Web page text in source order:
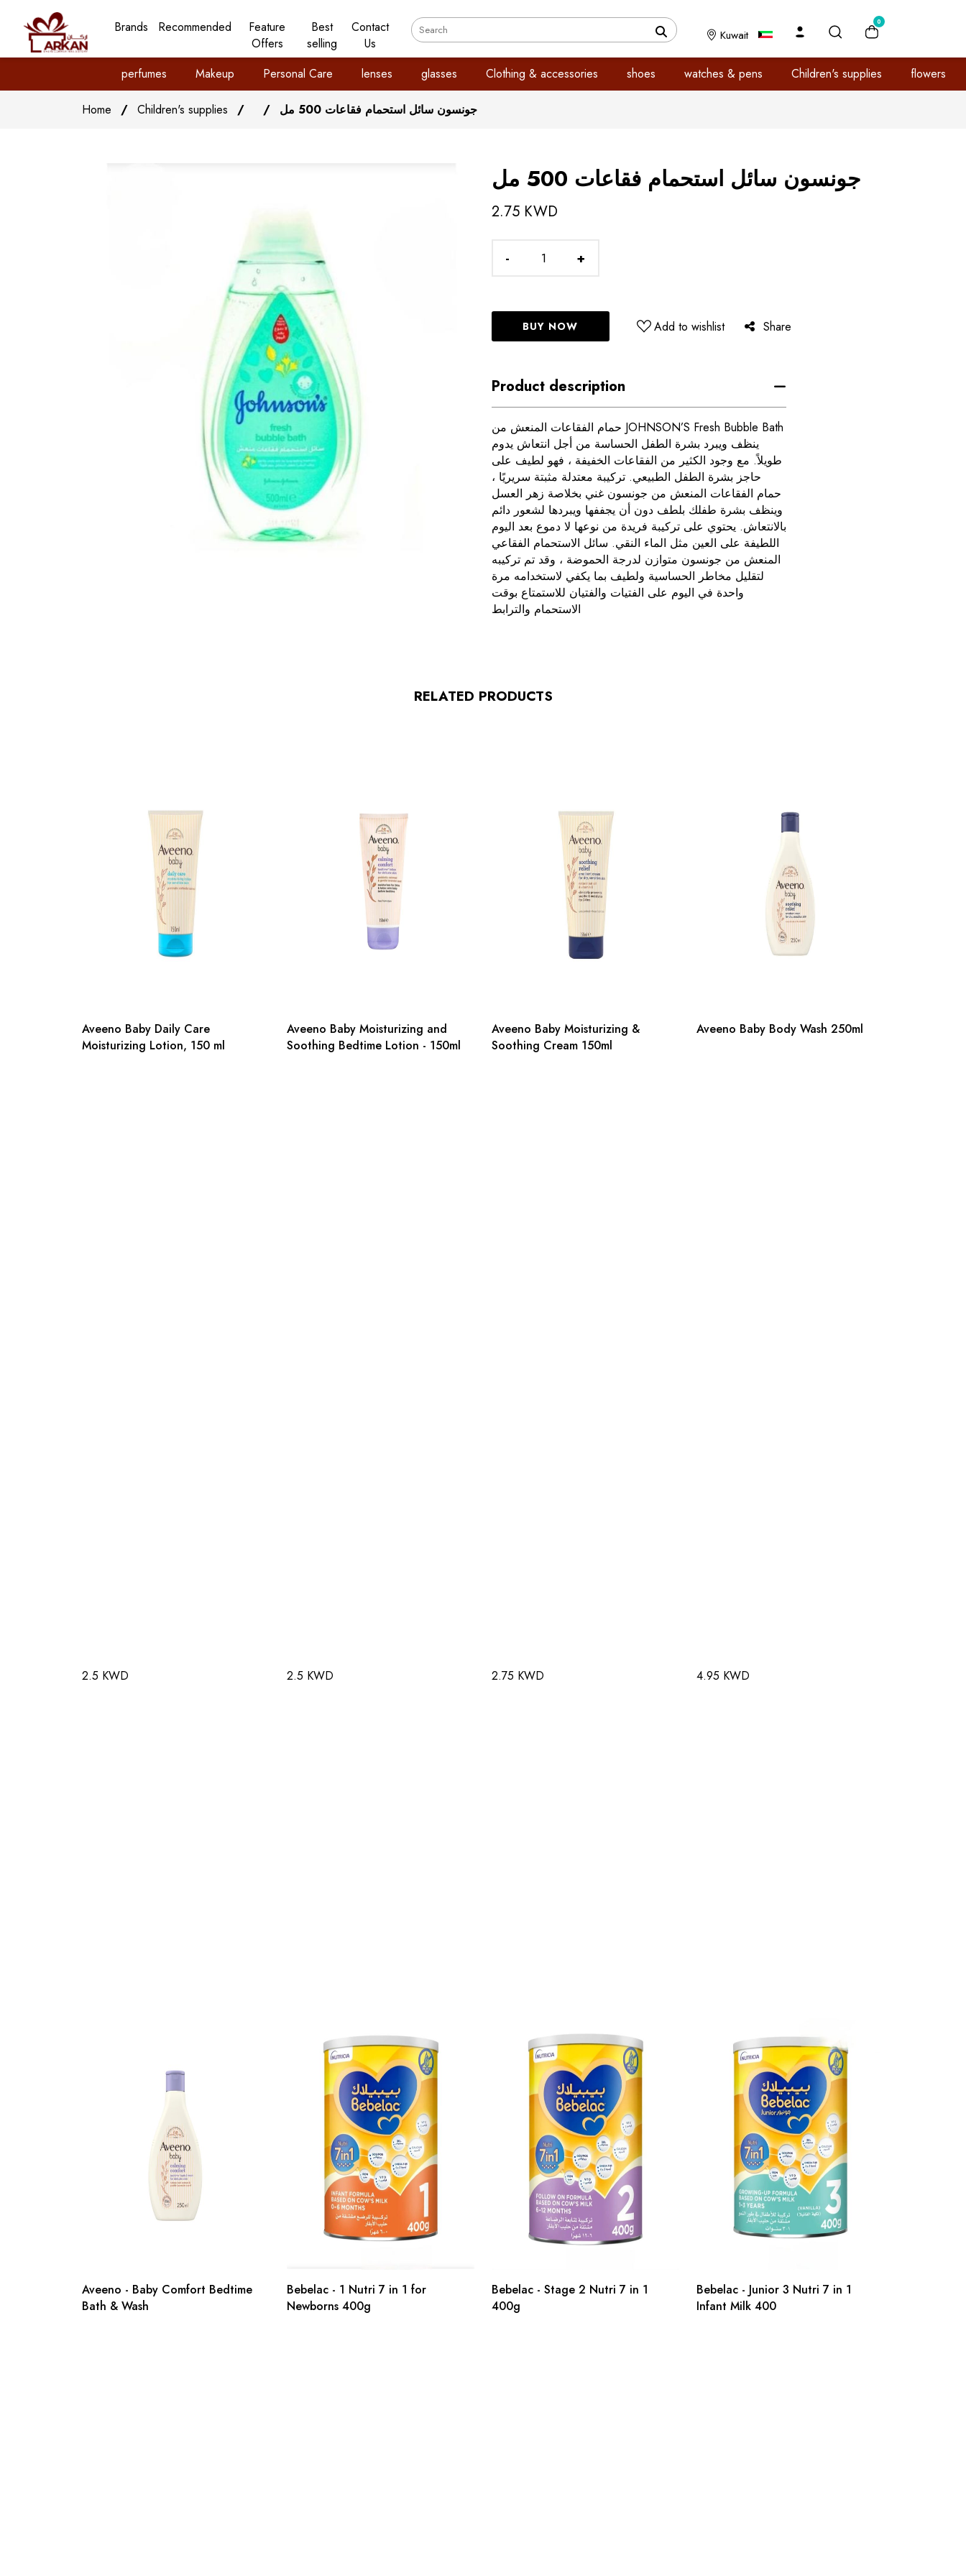
Brands Recommended
Feature
Offers
Best
selling
Contact
Us
Kuwait
0
perfumes Makeup Personal Care lenses glasses Clothing & accessories shoes watches & pens Children's supplies flowers
Home / Children's supplies / / جونسون سائل استحمام فقاعات 500 مل
جونسون سائل استحمام فقاعات 500 مل
2.75 KWD
- +
BUY NOW Add to wishlist Share
Product description
حمام الفقاعات المنعش من JOHNSON’S Fresh Bubble Bath
ينظف ويبرد بشرة الطفل الحساسة من أجل انتعاش يدوم
طويلاً. مع وجود الكثير من الفقاعات الخفيفة ، فهو لطيف على
حاجز بشرة الطفل الطبيعي. تركيبة معتدلة مثبتة سريريًا ،
حمام الفقاعات المنعش من جونسون غني بخلاصة زهر العسل
وينظف بشرة طفلك بلطف دون أن يجففها ويبردها لشعور دائم
بالانتعاش. يحتوي على تركيبة فريدة من نوعها لا دموع بعد اليوم
اللطيفة على العين مثل الماء النقي. سائل الاستحمام الفقاعي
المنعش من جونسون متوازن لدرجة الحموضة ، وقد تم تركيبه
لتقليل مخاطر الحساسية ولطيف بما يكفي لاستخدامه مرة
واحدة في اليوم على الفتيات والفتيان للاستمتاع بوقت
الاستحمام والترابط
RELATED PRODUCTS
Aveeno Baby Daily Care
Moisturizing Lotion, 150 ml
2.5 KWD
Aveeno Baby Moisturizing and
Soothing Bedtime Lotion - 150ml
2.5 KWD
Aveeno Baby Moisturizing &
Soothing Cream 150ml
2.75 KWD
Aveeno Baby Body Wash 250ml
4.95 KWD
Aveeno - Baby Comfort Bedtime
Bath & Wash
Bebelac - 1 Nutri 7 in 1 for
Newborns 400g
Bebelac - Stage 2 Nutri 7 in 1
400g
Bebelac - Junior 3 Nutri 7 in 1
Infant Milk 400